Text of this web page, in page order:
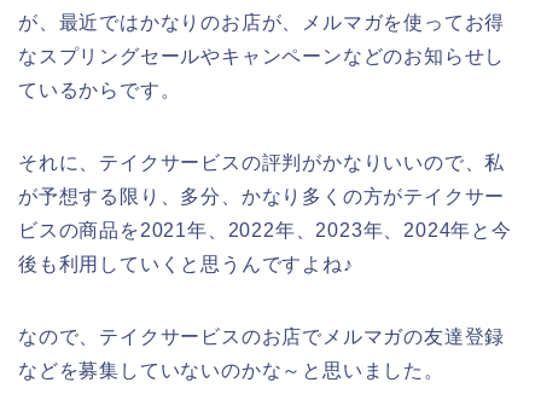
が、最近ではかなりのお店が、メルマガを使ってお得
なスプリングセールやキャンペーンなどのお知らせし
ているからです。
それに、テイクサービスの評判がかなりいいので、私
が予想する限り、多分、かなり多くの方がテイクサー
ビスの商品を2021年、2022年、2023年、2024年と今
後も利用していくと思うんですよね♪
なので、テイクサービスのお店でメルマガの友達登録
などを募集していないのかな～と思いました。